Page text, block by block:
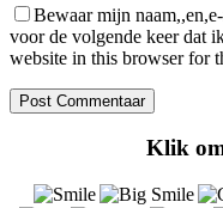
Bewaar mijn
voor de volgende keer dat
website in this browser for
Klik